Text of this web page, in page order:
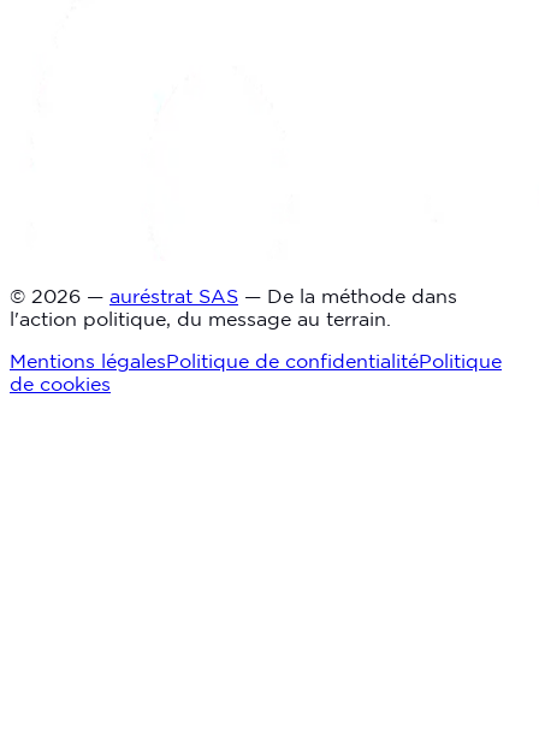
© 2026 — auréstrat SAS — De la méthode dans
l'action politique, du message au terrain.
Mentions légalesPolitique de confidentialitéPolitique
de cookies